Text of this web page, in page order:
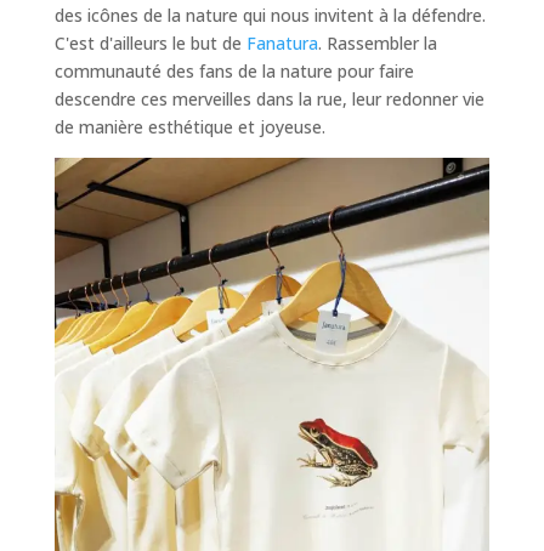
des icônes de la nature qui nous invitent à la défendre.
C'est d'ailleurs le but de Fanatura. Rassembler la
communauté des fans de la nature pour faire
descendre ces merveilles dans la rue, leur redonner vie
de manière esthétique et joyeuse.